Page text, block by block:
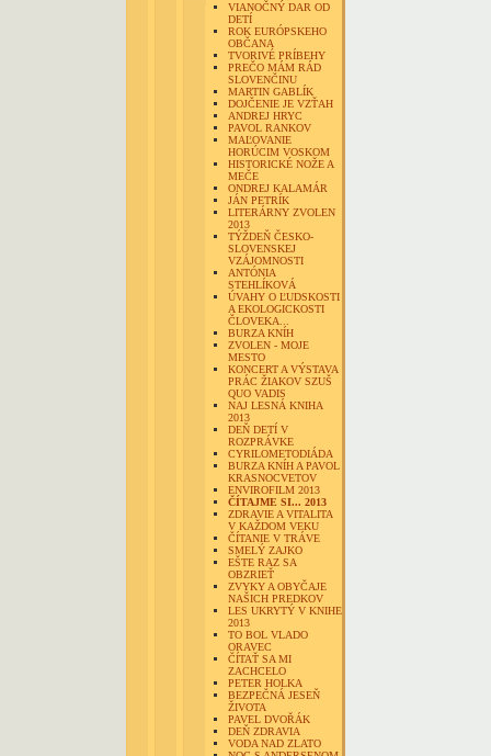
VIANOČNÝ DAR OD
DETÍ
ROK EURÓPSKEHO
OBČANA
TVORIVÉ PRÍBEHY
PREČO MÁM RÁD
SLOVENČINU
MARTIN GABLÍK
DOJČENIE JE VZŤAH
ANDREJ HRYC
PAVOL RANKOV
MAĽOVANIE
HORÚCIM VOSKOM
HISTORICKÉ NOŽE A
MEČE
ONDREJ KALAMÁR
JÁN PETRÍK
LITERÁRNY ZVOLEN
2013
TÝŽDEŇ ČESKO-
SLOVENSKEJ
VZÁJOMNOSTI
ANTÓNIA
STEHLÍKOVÁ
ÚVAHY O ĽUDSKOSTI
A EKOLOGICKOSTI
ČLOVEKA...
BURZA KNÍH
ZVOLEN - MOJE
MESTO
KONCERT A VÝSTAVA
PRÁC ŽIAKOV SZUŠ
QUO VADIS
NAJ LESNÁ KNIHA
2013
DEŇ DETÍ V
ROZPRÁVKE
CYRILOMETODIÁDA
BURZA KNÍH A PAVOL
KRASNOCVETOV
ENVIROFILM 2013
ČÍTAJME SI... 2013
ZDRAVIE A VITALITA
V KAŽDOM VEKU
ČÍTANIE V TRÁVE
SMELÝ ZAJKO
EŠTE RAZ SA
OBZRIEŤ
ZVYKY A OBYČAJE
NAŠICH PREDKOV
LES UKRYTÝ V KNIHE
2013
TO BOL VLADO
ORAVEC
ČÍTAŤ SA MI
ZACHCELO
PETER HOLKA
BEZPEČNÁ JESEŇ
ŽIVOTA
PAVEL DVOŘÁK
DEŇ ZDRAVIA
VODA NAD ZLATO